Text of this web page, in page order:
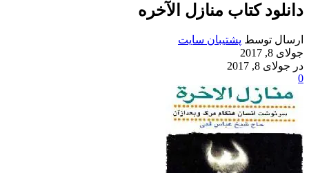
دانلود کتاب منازل الآخره
ارسال توسط پشتیبان سایت
جولای 8, 2017
در جولای 8, 2017
0